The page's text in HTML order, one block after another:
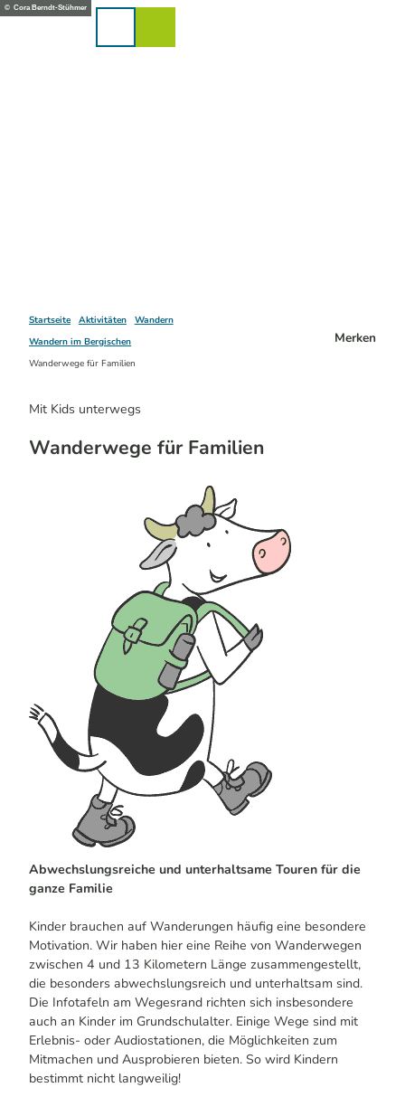
Z© Cora Berndt-Stühmer
Startseite Aktivitäten
Wandern
Wandern im Bergischen
Wanderwege für Familien
Merken
Mit Kids unterwegs
Wanderwege für Familien
Abwechslungsreiche und unterhaltsame Touren für die
ganze Familie
Kinder brauchen auf Wanderungen häufig eine besondere
Motivation. Wir haben hier eine Reihe von Wanderwegen
zwischen 4 und 13 Kilometern Länge zusammengestellt,
die besonders abwechslungsreich und unterhaltsam sind.
Die Infotafeln am Wegesrand richten sich insbesondere
auch an Kinder im Grundschulalter. Einige Wege sind mit
Erlebnis- oder Audiostationen, die Möglichkeiten zum
Mitmachen und Ausprobieren bieten. So wird Kindern
bestimmt nicht langweilig!